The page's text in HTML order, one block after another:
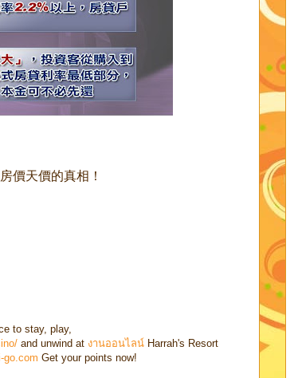
價天價的真相！
to stay, play,
and unwind at งานออนไลน์ Harrah's Resort
go.com Get your points now!